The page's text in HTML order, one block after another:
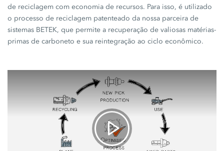
de reciclagem com economia de recursos. Para isso, é utilizado
o processo de reciclagem patenteado da nossa parceira de
sistemas BETEK, que permite a recuperação de valiosas matérias-
primas de carboneto e sua reintegração ao ciclo econômico.